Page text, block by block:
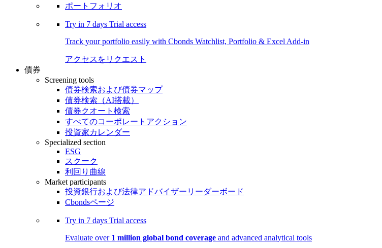
ポートフォリオ
Try in 7 days Trial access
Track your portfolio easily with Cbonds Watchlist, Portfolio & Excel Add-in
アクセスをリクエスト
債券
Screening tools
債券検索および債券マップ
債券検索（AI搭載）
債券クオート検索
すべてのコーポレートアクション
投資家カレンダー
Specialized section
ESG
スクーク
利回り曲線
Market participants
投資銀行および法律アドバイザーリーダーボード
Cbondsページ
Try in 7 days Trial access
Evaluate over 1 million global bond coverage and advanced analytical tools